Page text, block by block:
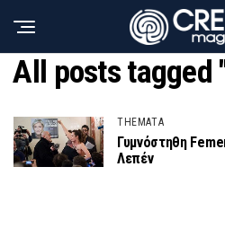
All posts tagged
THEMATA
Γυμνόστηθη
Λεπέν